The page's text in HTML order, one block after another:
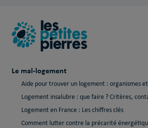
Le mal-logement
Aide pour trouver un logement : organismes
Logement insalubre : que faire ? Critères,
Logement en France : Les chiffres clés
Comment lutter contre la précarité